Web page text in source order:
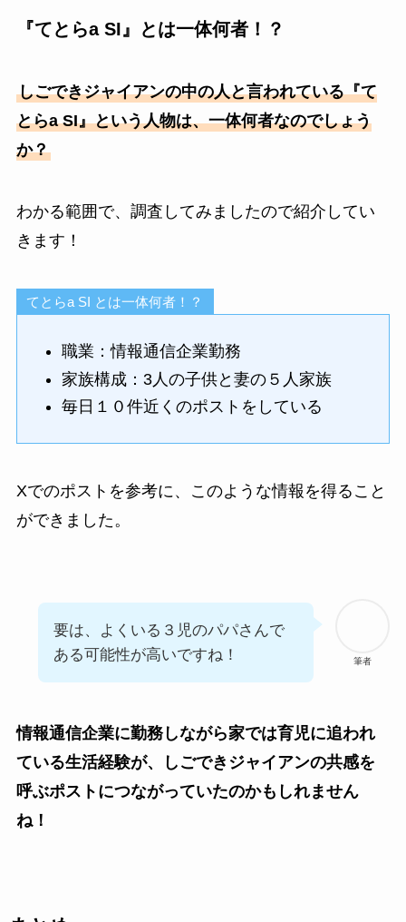
『てとらa SI』とは一体何者！？
しごできジャイアンの中の人と言われている『て
とらa SI』という人物は、一体何者なのでしょう
か？
わかる範囲で、調査してみましたので紹介してい
きます！
てとらa SI とは一体何者！？
職業：情報通信企業勤務
家族構成：3人の子供と妻の５人家族
毎日１０件近くのポストをしている
Xでのポストを参考に、このような情報を得ること
ができました。
筆者
要は、よくいる３児のパパさんで
ある可能性が高いですね！
情報通信企業に勤務しながら家では育児に追われ
ている生活経験が、しごできジャイアンの共感を
呼ぶポストにつながっていたのかもしれません
ね！